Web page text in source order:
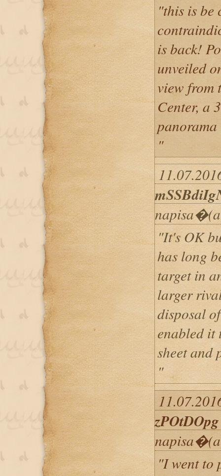
"this is be
is back!
unveiled
view from
Center, a
"
"It's OK
has long
target in
larger
disposal
enabled it
sheet and
"
zPOtDOpg
"I went to